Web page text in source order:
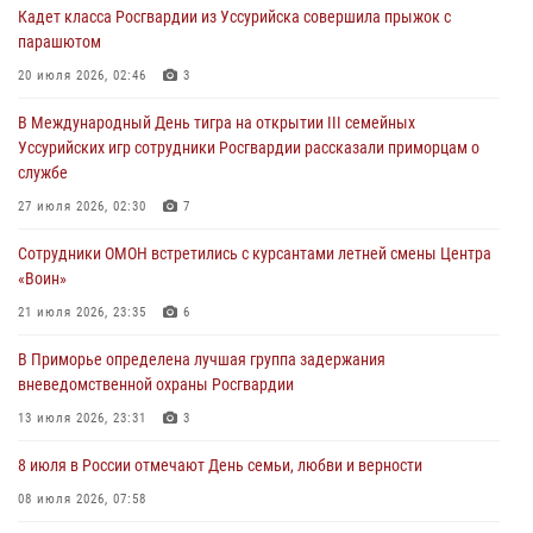
29 июля 2026, 01:17
В День Крещения Руси в Князь-Владимирском храме – Главном
ходом
28 июля 2026, 10:29 3
Росгвардейцы в Приморье приняли участие в молебне,
28 июля 2026, 05:39
В Международный День тигра на открытии III семейных
службе
27 июля 2026, 02:30
Кадет класса Росгвардии из Уссурийска совершила прыжок с
парашютом
20 июля 2026, 02:46 3
В Международный День тигра на открытии III семейных
Уссурийских игр сотрудники Росгвардии рассказали приморцам о
службе
27 июля 2026, 02:30 7
Сотрудники ОМОН встретились с курсантами летней смены Центра
«Воин»
21 июля 2026, 23:35 6
В Приморье определена лучшая группа задержания
вневедомственной охраны Росгвардии
13 июля 2026, 23:31 3
8 июля в России отмечают День семьи, любви и верности
08 июля 2026, 07:58